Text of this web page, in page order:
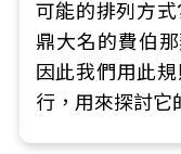
可能的排列方
鼎大名的費伯那
因此我們用此
行，用來探討它